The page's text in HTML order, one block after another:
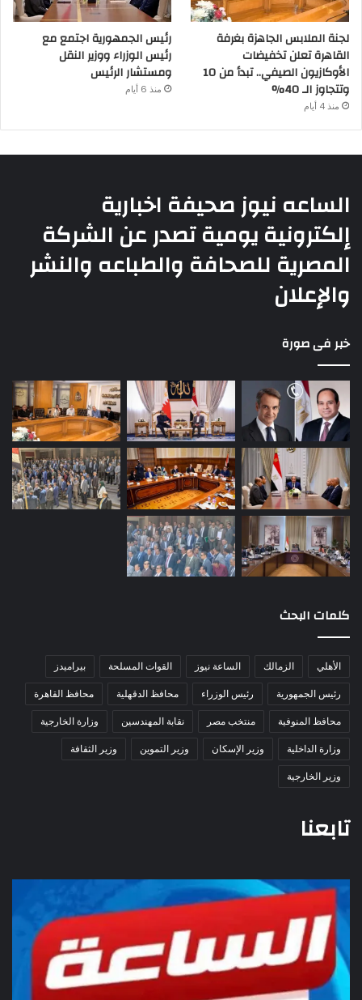
لجنة الملابس الجاهزة بغرفة
القاهرة تعلن تخفيضات
الأوكازيون الصيفي.. تبدأ من 10
وتتجاوز الـ 40%
منذ 4 أيام
رئيس الجمهورية اجتمع مع
رئيس الوزراء ووزير النقل
ومستشار الرئيس
منذ 6 أيام
الساعه نيوز صحيفة اخبارية
إلكترونية يومية تصدر عن الشركة
المصرية للصحافة والطباعه والنشر
والإعلان
خبر فى صورة
كلمات البحث
الأهلي الزمالك الساعة نيوز القوات المسلحة
بيراميدز
رئيس الجمهورية
رئيس الوزراء محافظ الدقهلية
محافظ القاهرة
محافظ المنوفية
منتخب مصر نقابة المهندسين
وزارة الخارجية
وزارة الداخلية
وزير الإسكان وزير التموين
وزير الثقافة
وزير الخارجية
تابعنا